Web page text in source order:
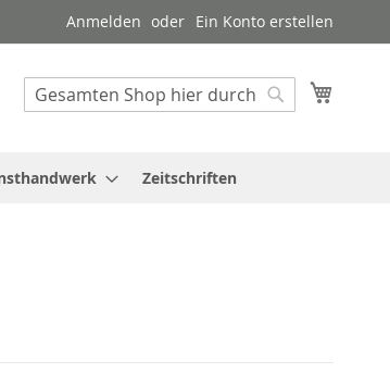
Anmelden Ein Konto erstellen
Suche
Zeitschriften